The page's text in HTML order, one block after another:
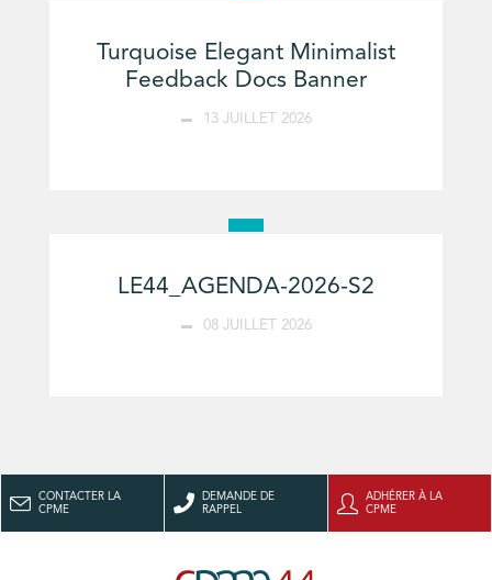
Turquoise Elegant Minimalist
Feedback Docs Banner
13 JUILLET 2026
LE44_AGENDA-2026-S2
08 JUILLET 2026
CONTACTER LA
CPME
DEMANDE DE
RAPPEL
ADHÉRER À LA
CPME